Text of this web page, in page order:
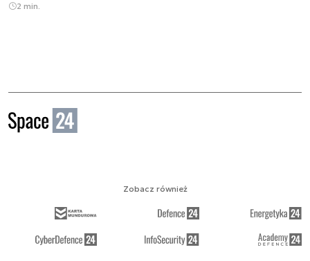
2 min.
Zobacz również